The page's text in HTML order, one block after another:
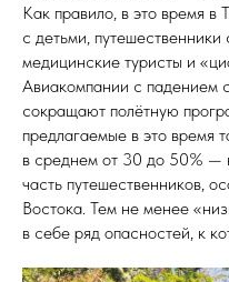
Как правило, в это время в
с детьми,
медицинские туристы и
Авиакомпании с падением
сокращают полётную
предлагаемые в это время
в среднем от 30 до 50% —
часть путешественников,
Востока. Тем не менее
в себе ряд опасностей, к